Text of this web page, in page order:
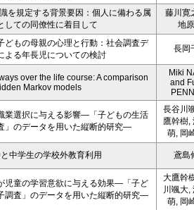
を規定する背景要因：個人に備わる属
しての同僚性に着目して
藤川寛
地
どもの母親の心理と行動：社会調査デ
よる年長児についての検討
長岡
over the life course: A comparison
Markov models
Miki
and
業選択に与える影響―「子どもの生活
」のデータを用いた縦断的研究―
長谷川
鷹幹樹,
萌, 岡
中学生の学校外教育利用 鳶島
児童の学習意欲に与える効果―「子ど
調査」のデータを用いた縦断的研究―
大鷹幹
川颯大,
萌, 岡